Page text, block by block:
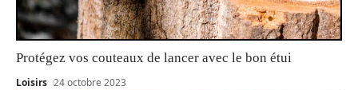
Protégez vos couteaux de lancer avec le bon étui
Loisirs 24 octobre 2023